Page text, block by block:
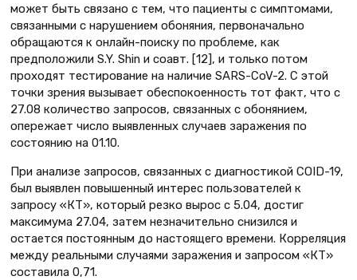
может быть связано с тем, что пациенты с симптомами,
связанными с нарушением обоняния, первоначально
обращаются к онлайн-поиску по проблеме, как
предположили S.Y. Shin и соавт. [12], и только потом
проходят тестирование на наличие SARS-CoV-2. С этой
точки зрения вызывает обеспокоенность тот факт, что с
27.08 количество запросов, связанных с обонянием,
опережает число выявленных случаев заражения по
состоянию на 01.10.
При анализе запросов, связанных с диагностикой COID-19,
был выявлен повышенный интерес пользователей к
запросу «КТ», который резко вырос с 5.04, достиг
максимума 27.04, затем незначительно снизился и
остается постоянным до настоящего времени. Корреляция
между реальными случаями заражения и запросом «КТ»
составила 0,71.